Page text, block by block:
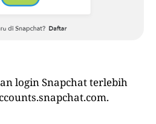
login Snapchat terlebih